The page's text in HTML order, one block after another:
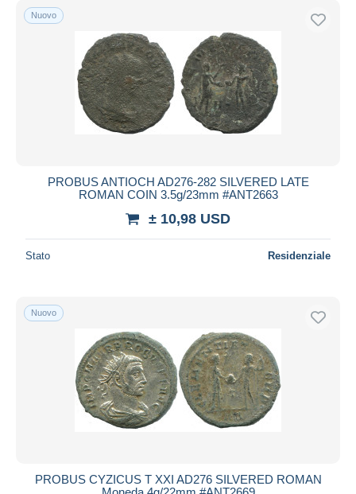
Nuovo
PROBUS ANTIOCH AD276-282 SILVERED LATE
ROMAN COIN 3.5g/23mm #ANT2663
± 10,98 USD
Stato Residenziale
Nuovo
PROBUS CYZICUS T XXI AD276 SILVERED ROMAN